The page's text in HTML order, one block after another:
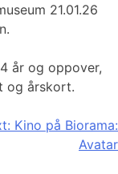
21.01.26
år og oppover,
og årskort.
Kino på Biorama:
Avatar